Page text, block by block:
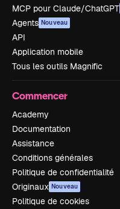
MCP pour Claude/ChatGPT
Agents Nouveau
API
Application mobile
Tous les outils Magnific
Commencer
Academy
Documentation
Assistance
Conditions générales
Politique de confidentialité
Originaux Nouveau
Politique de cookies